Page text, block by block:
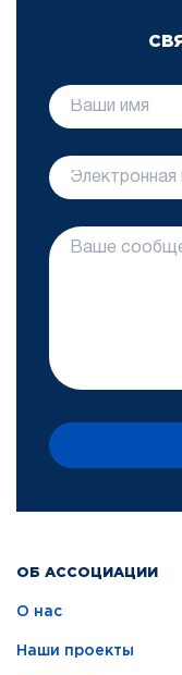
ОБ АССОЦИАЦИИ
О нас
Наши проекты